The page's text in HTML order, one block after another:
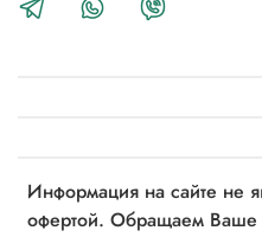
Информация на сайте не
офертой. Обращаем Ваше